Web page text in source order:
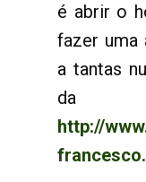
é abrir o
fazer uma
a tantas
da
http://